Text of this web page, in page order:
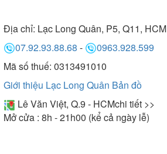
Địa chỉ: Lạc Long Quân, P5, Q11, HCM
07.92.93.88.68 -
0963.928.599
Mã số thuế: 0313491010
Giới thiệu Lạc Long Quân Bản đồ
Lê Văn Việt, Q.9 - HCMchi tiết >>
Mở cửa : 8h - 21h00 (kể cả ngày lễ)